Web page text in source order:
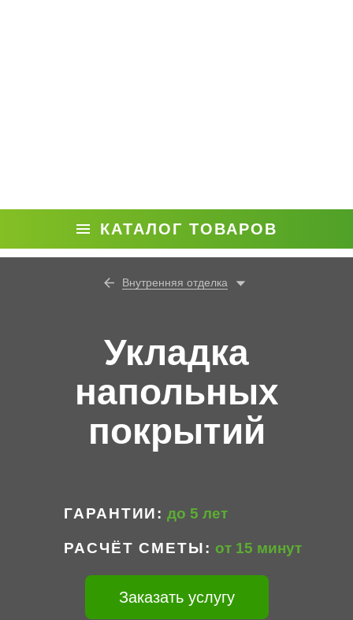
КАТАЛОГ ТОВАРОВ
Внутренняя отделка
Укладка
напольных
покрытий
ГАРАНТИИ до 5 лет
Заказать услугу
РАСЧЁТ СМЕТЫ от 15 минут